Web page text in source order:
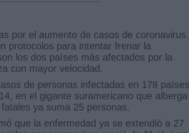
por el aumento de casos de coronavirus.
protocolos para intentar frenar la
los dos países más afectados por la
con mayor velocidad.
de personas infectadas en 178
en el gigante suramericano que
ya suma 25 personas.
que la enfermedad ya se extendió a 27